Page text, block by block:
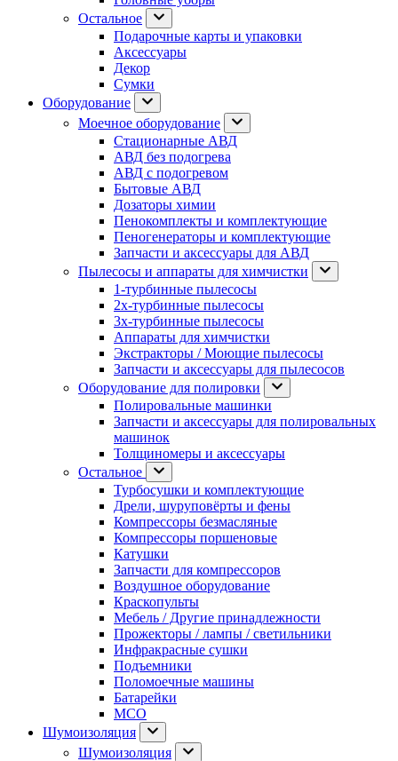
Остальное
Подарочные карты и упаковки
Аксессуары
Декор
Сумки
Оборудование
Моечное оборудование
Стационарные АВД
АВД без подогрева
АВД с подогревом
Бытовые АВД
Дозаторы химии
Пенокомплекты и комплектующие
Пеногенераторы и комплектующие
Запчасти и аксессуары для АВД
Пылесосы и аппараты для химчистки
1-турбинные пылесосы
2х-турбинные пылесосы
3х-турбинные пылесосы
Аппараты для химчистки
Экстракторы / Моющие пылесосы
Запчасти и аксессуары для пылесосов
Оборудование для полировки
Полировальные машинки
Запчасти и аксессуары для полировальных
машинок
Толщиномеры и аксессуары
Остальное
Турбосушки и комплектующие
Дрели, шуруповёрты и фены
Компрессоры безмасляные
Компрессоры поршеновые
Катушки
Запчасти для компрессоров
Воздушное оборудование
Краскопульты
Мебель / Другие принадлежности
Прожекторы / лампы / светильники
Инфракрасные сушки
Подъемники
Поломоечные машины
Батарейки
МСО
Шумоизоляция
Шумоизоляция